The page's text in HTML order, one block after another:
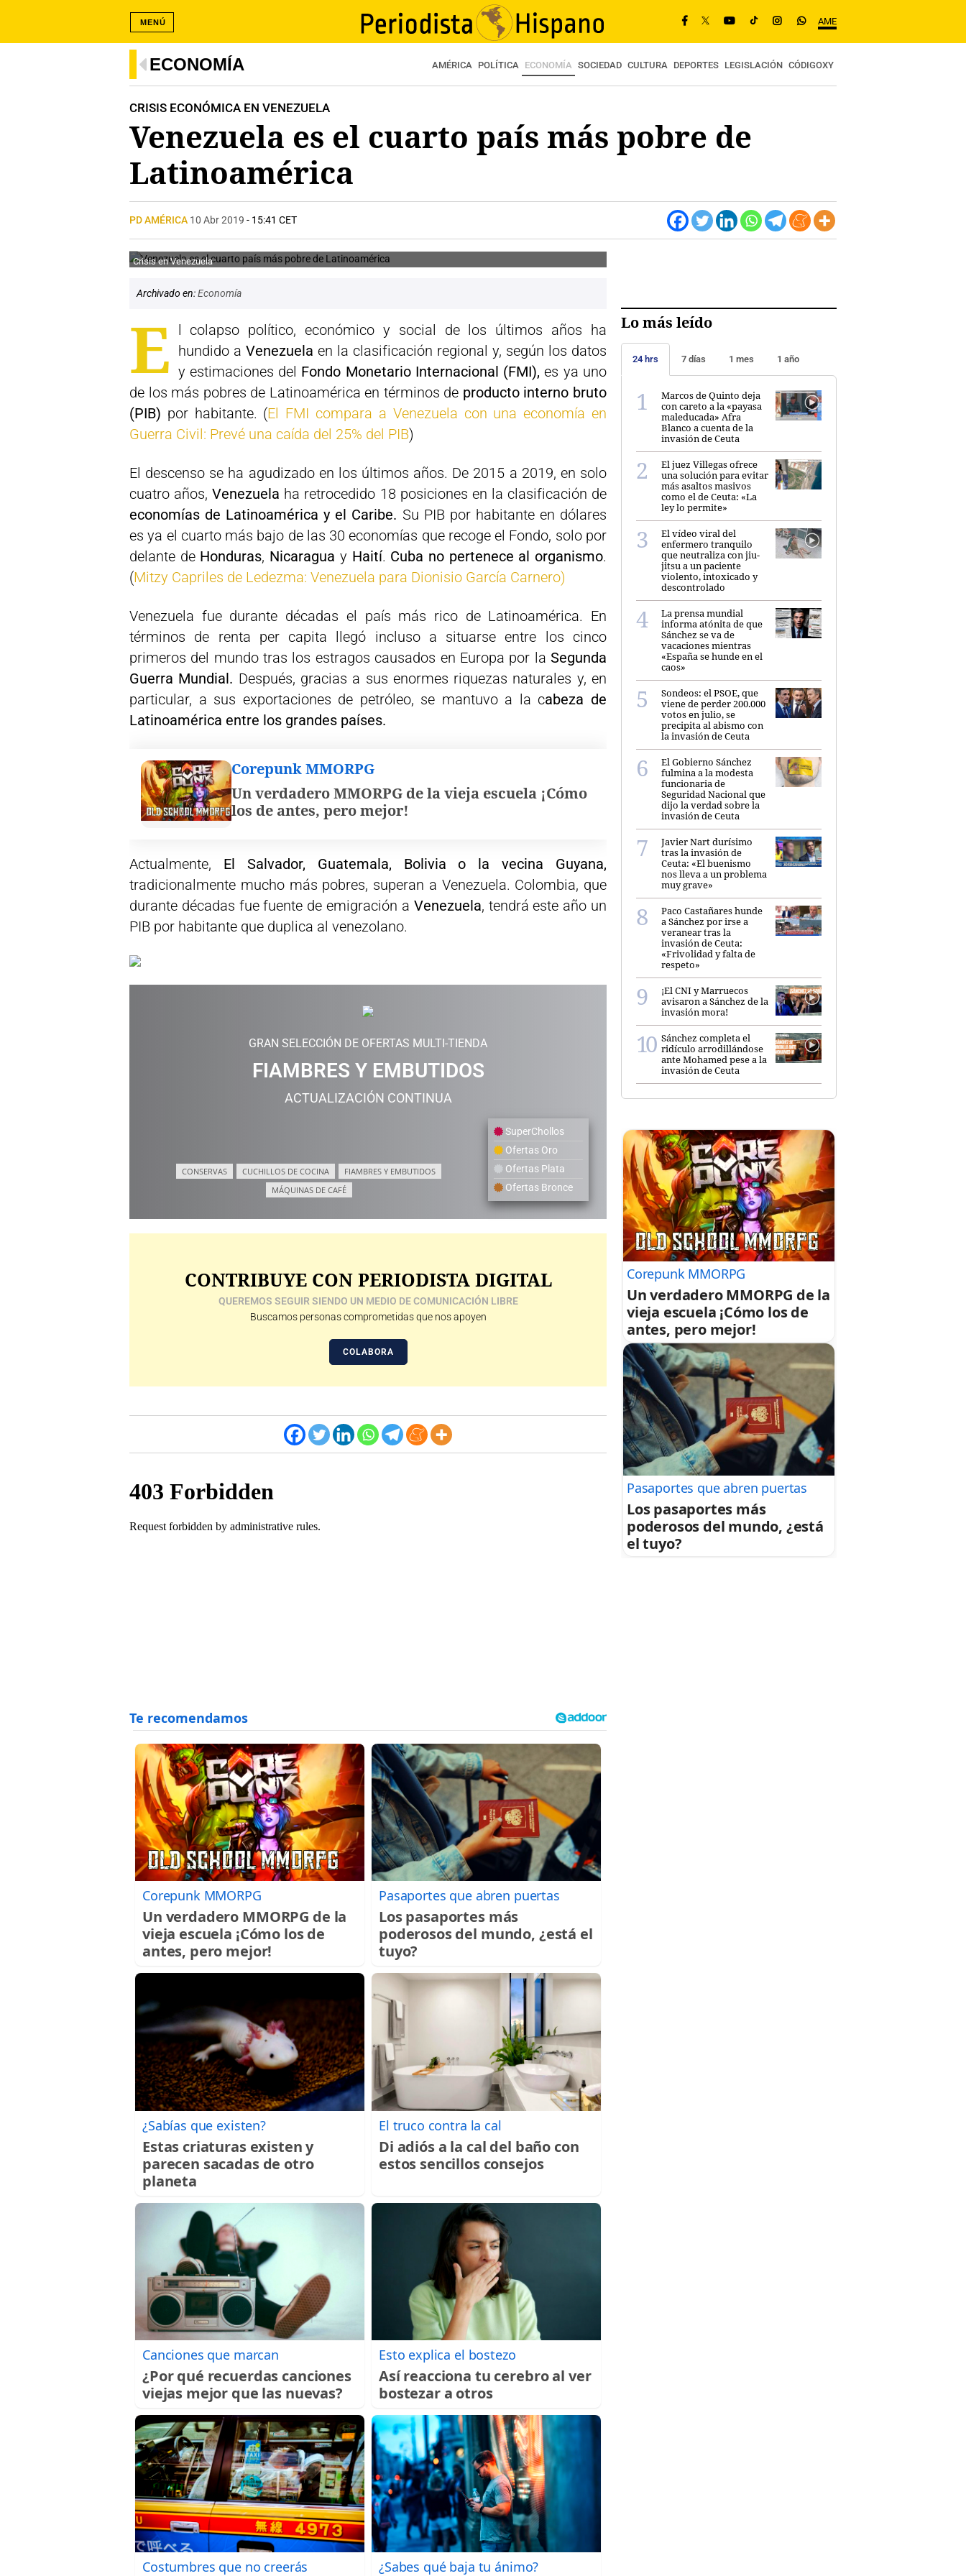
AME
MENÚ
ECONOMÍA AMÉRICA POLÍTICA ECONOMÍA SOCIEDAD CULTURA DEPORTES LEGISLACIÓN CÓDIGOXY
CRISIS ECONÓMICA EN VENEZUELA
Venezuela es el cuarto país más pobre de
Latinoamérica
PD AMÉRICA 10 Abr 2019 - 15:41 CET
Crisis en Venezuela
Archivado en:Economía
E
l colapso político, económico y social de los últimos años ha
hundido a Venezuela en la clasificación regional y, según los datos
y estimaciones del Fondo Monetario Internacional (FMI), es ya uno
de los más pobres de Latinoamérica en términos de producto interno bruto
(PIB) por habitante. (El FMI compara a Venezuela con una economía en
Guerra Civil: Prevé una caída del 25% del PIB)
El descenso se ha agudizado en los últimos años. De 2015 a 2019, en solo
cuatro años,Venezuela ha retrocedido 18 posiciones en la clasificación de
economías de Latinoamérica y el Caribe. Su PIB por habitante en dólares
es ya el cuarto más bajo de las 30 economías que recoge el Fondo, solo por
delante de Honduras, Nicaragua y Haití. Cuba no pertenece al organismo.
(Mitzy Capriles de Ledezma: Venezuela para Dionisio García Carnero)
Venezuela fue durante décadas el país más rico de Latinoamérica. En
términos de renta per capita llegó incluso a situarse entre los cinco
primeros del mundo tras los estragos causados en Europa por la Segunda
Guerra Mundial. Después, gracias a sus enormes riquezas naturales y, en
particular, a sus exportaciones de petróleo, se mantuvo a la cabeza de
Latinoamérica entre los grandes países.
Corepunk MMORPG
Un verdadero MMORPG de la vieja escuela ¡Cómo
los de antes, pero mejor!
Actualmente, El Salvador, Guatemala, Bolivia o la vecina Guyana,
tradicionalmente mucho más pobres, superan a Venezuela. Colombia, que
durante décadas fue fuente de emigración a Venezuela, tendrá este año un
PIB por habitante que duplica al venezolano.
GRAN SELECCIÓN DE OFERTAS MULTI-TIENDA
FIAMBRES Y EMBUTIDOS
ACTUALIZACIÓN CONTINUA
CONSERVAS CUCHILLOS DE COCINA
FIAMBRES Y EMBUTIDOS
MÁQUINAS DE CAFÉ
SuperChollos
Ofertas Oro
Ofertas Plata
Ofertas Bronce
CONTRIBUYE CON PERIODISTA DIGITAL
QUEREMOS SEGUIR SIENDO UN MEDIO DE COMUNICACIÓN LIBRE
Buscamos personas comprometidas que nos apoyen
COLABORA
Corepunk MMORPG
Un verdadero MMORPG de la
vieja escuela ¡Cómo los de
antes, pero mejor!
Pasaportes que abren puertas
Los pasaportes más
poderosos del mundo, ¿está el
tuyo?
¿Sabías que existen?
Estas criaturas existen y
parecen sacadas de otro
planeta
El truco contra la cal
Di adiós a la cal del baño con
estos sencillos consejos
Canciones que marcan
¿Por qué recuerdas canciones
viejas mejor que las nuevas?
Esto explica el bostezo
Así reacciona tu cerebro al ver
bostezar a otros
Costumbres que no creerás ¿Sabes qué baja tu ánimo?
Lo más leído
24 hrs 7 días 1 mes 1 año
Marcos de Quinto deja
con careto a la «payasa
maleducada» Afra
Blanco a cuenta de la
invasión de Ceuta
El juez Villegas ofrece
una solución para evitar
más asaltos masivos
como el de Ceuta: «La
ley lo permite»
El vídeo viral del
enfermero tranquilo
que neutraliza con jiu-
jitsu a un paciente
violento, intoxicado y
descontrolado
La prensa mundial
informa atónita de que
Sánchez se va de
vacaciones mientras
«España se hunde en el
caos»
Sondeos: el PSOE, que
viene de perder 200.000
votos en julio, se
precipita al abismo con
la invasión de Ceuta
El Gobierno Sánchez
fulmina a la modesta
funcionaria de
Seguridad Nacional que
dijo la verdad sobre la
invasión de Ceuta
Javier Nart durísimo
tras la invasión de
Ceuta: «El buenismo
nos lleva a un problema
muy grave»
Paco Castañares hunde
a Sánchez por irse a
veranear tras la
invasión de Ceuta:
«Frivolidad y falta de
respeto»
¡El CNI y Marruecos
avisaron a Sánchez de la
invasión mora!
Sánchez completa el
ridículo arrodillándose
ante Mohamed pese a la
invasión de Ceuta
Corepunk MMORPG
Un verdadero MMORPG de la
vieja escuela ¡Cómo los de
antes, pero mejor!
Pasaportes que abren puertas
Los pasaportes más
poderosos del mundo, ¿está
el tuyo?